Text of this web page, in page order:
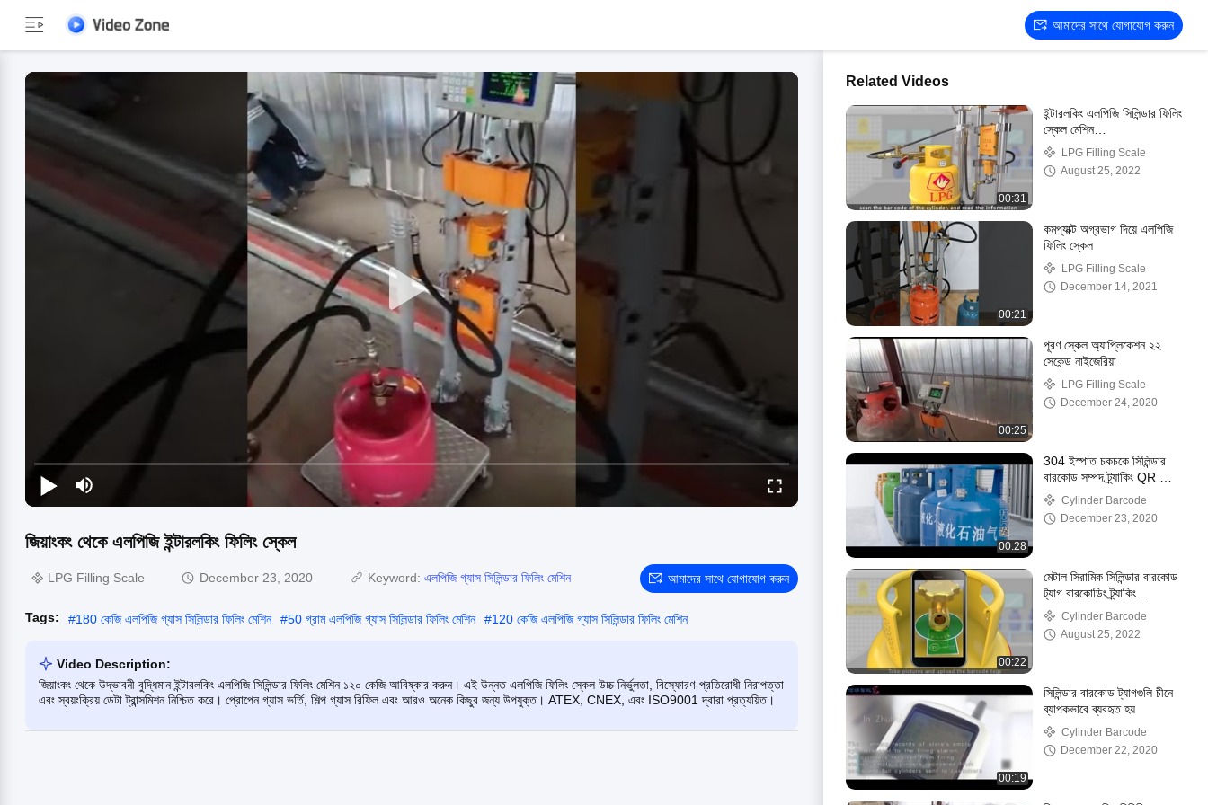
আমাদের সাথে যোগাযোগ করুন
জিয়াংকং থেকে এলপিজি ইন্টারলকিং ফিলিং স্কেল
LPG Filling Scale December 23, 2020 Keyword: এলপিজি গ্যাস সিলিন্ডার ফিলিং মেশিন আমাদের সাথে যোগাযোগ করুন
Tags: #180 কেজি এলপিজি গ্যাস সিলিন্ডার ফিলিং মেশিন #50 গ্রাম এলপিজি গ্যাস সিলিন্ডার ফিলিং মেশিন #120 কেজি এলপিজি গ্যাস সিলিন্ডার ফিলিং মেশিন
Video Description:
জিয়াংকং থেকে উদ্ভাবনী বুদ্ধিমান ইন্টারলকিং এলপিজি সিলিন্ডার ফিলিং মেশিন ১২০ কেজি আবিষ্কার করুন। এই উন্নত এলপিজি ফিলিং স্কেল উচ্চ নির্ভুলতা, বিস্ফোরণ-প্রতিরোধী নিরাপত্তা
এবং স্বয়ংক্রিয় ডেটা ট্রান্সমিশন নিশ্চিত করে। প্রোপেন গ্যাস ভর্তি, শিল্প গ্যাস রিফিল এবং আরও অনেক কিছুর জন্য উপযুক্ত। ATEX, CNEX, এবং ISO9001 দ্বারা প্রত্যয়িত।
Related Videos
00:31
ইন্টারলকিং এলপিজি সিলিন্ডার ফিলিং
স্কেল মেশিন
(vickie@czxkdz.com)
LPG Filling Scale
August 25, 2022
00:21
কমপ্যাক্ট অগ্রভাগ দিয়ে এলপিজি
ফিলিং স্কেল
LPG Filling Scale
December 14, 2021
00:25
পূরণ স্কেল অ্যাপ্লিকেশন ২২
সেকেন্ড নাইজেরিয়া
LPG Filling Scale
December 24, 2020
00:28
304 ইস্পাত চকচকে সিলিন্ডার
বারকোড সম্পদ ট্র্যাকিং QR কোড
তেল প্রতিরোধ
Cylinder Barcode
December 23, 2020
00:22
মেটাল সিরামিক সিলিন্ডার বারকোড
ট্যাগ বারকোডিং ট্র্যাকিং
(vickie@czxkdz.com)
Cylinder Barcode
August 25, 2022
00:19
সিলিন্ডার বারকোড ট্যাগগুলি চীনে
ব্যাপকভাবে ব্যবহৃত হয়
Cylinder Barcode
December 22, 2020